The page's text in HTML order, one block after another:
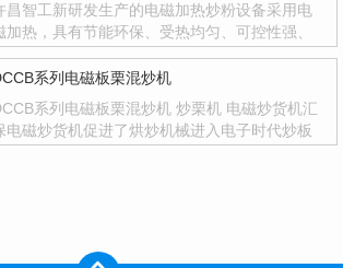
昌智工新研发生产的电磁加热炒粉设备采用电
加热，具有节能环保、受热均匀、可控性强、
机多用等优点，人性化设计，智能化控制，参
设···系列电磁板栗混炒机
系列电磁板栗混炒机 炒栗机 电磁炒货机汇
电磁炒货机促进了烘炒机械进入电子时代炒板